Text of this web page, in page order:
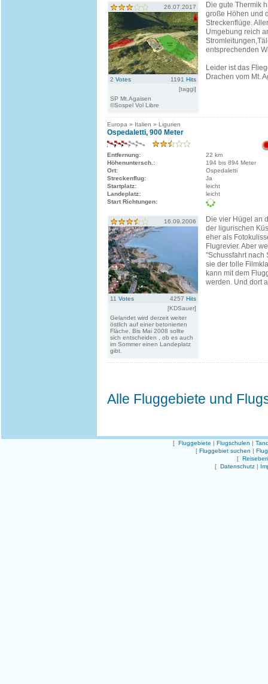
26.07.2017
2 Votes 1191 Hits
[taggi]
SP Mt.Agaisen
©Sospel Vol Libre
Die gute Thermik
große Höhen und
Streckenflüge.
Umgebung reich
entsprechenden
Leider ist das
Drachen vom Mt.
Europa » Italien » Ligurien
Ospedaletti, 900 Meter
Entfernung:
22 km
Höhenuntersch.:
194 bis 894 Meter
Ort:
Ospedaletti
Streckenflug:
Ja
Startplatz:
leicht
Landeplatz:
leicht
Start Richtungen:
16.09.2006
11 Votes 4257 Hits
[KDSauer]
Gelandet wird derzeit weiter
östlich auf einer betonierten
Fläche. Bis Mai 2008 sollte
sich entscheiden , ob es auch
im Sommer einen Landeplatz
gibt.
Die vier Hügel an
der ligurischen
eher als
Flugrevier. Aber
"Schussfahrt nach
sie der tolle
kann mit dem
werden. Und dort
Alle Fluggebiete und
[ Fluggebiete | Flugschulen |
[ Fluggebiet suchen |
[
[ Datenschutz |